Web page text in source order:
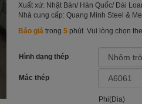
Xuất xứ: Nhật Bản/ Hàn Quốc/ Đài
Nhà cung cấp: Quang Minh Steel &
Báo giá trong 5 phút. Vui lòng chọn
Hình dạng thép
Mác thép
Phi(Dia)